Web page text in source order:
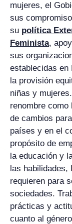
mujeres, el
sus
su política
Feminista,
sus
establecidas en
la provisión
niñas y
renombre como
de cambios
países y en el
propósito de
la educación y
las habilidades,
requieren para
sociedades.
prácticas y
cuanto al